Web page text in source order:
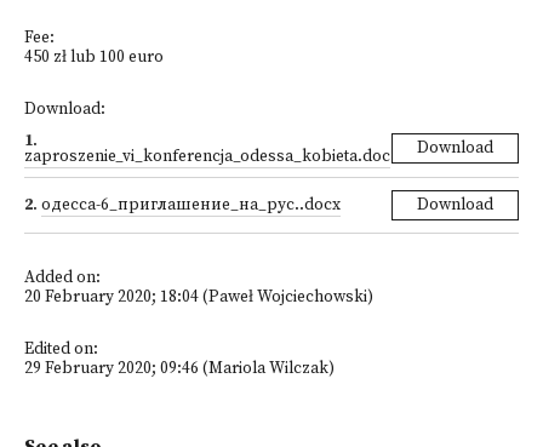
Fee:
450 zł lub 100 euro
Download:
1.
zaproszenie_vi_konferencja_odessa_kobieta.doc Download
2. одесса-6_приглашение_на_рус..docx Download
Added on:
20 February 2020; 18:04 (Paweł Wojciechowski)
Edited on:
29 February 2020; 09:46 (Mariola Wilczak)